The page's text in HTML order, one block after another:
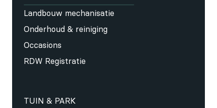
Landbouw mechanisatie
Onderhoud & reiniging
Occasions
RDW Registratie
TUIN & PARK